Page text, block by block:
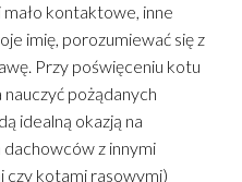
kontaktowe, inne
imię, porozumiewać się z
Przy poświęceniu kotu
nauczyć pożądanych
idealną okazją na
z innymi
czy kotami rasowymi)